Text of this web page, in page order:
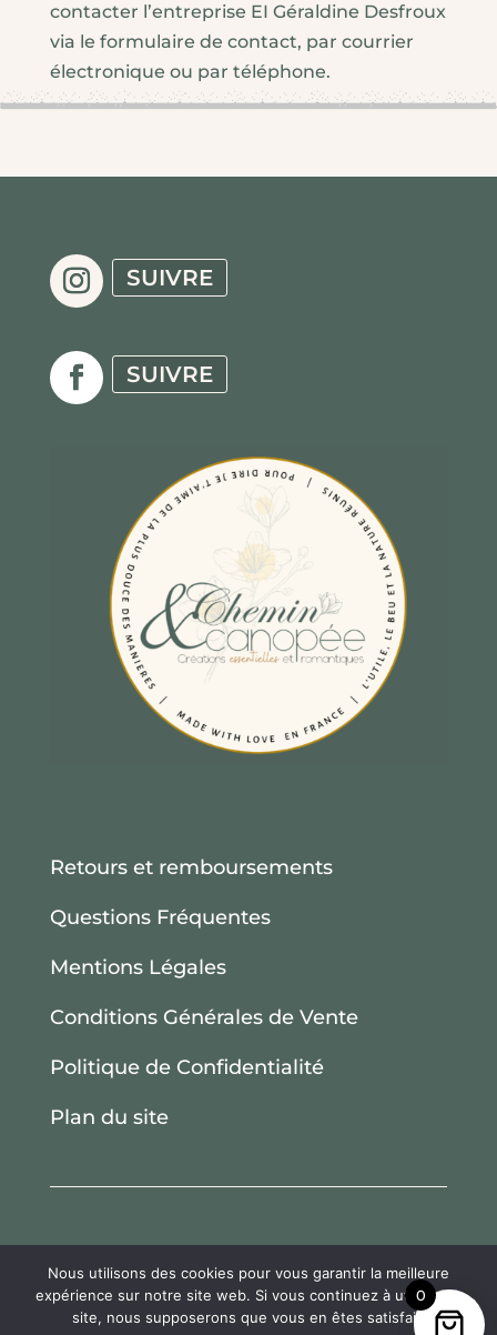
contacter l’entreprise EI Géraldine Desfroux
via le formulaire de contact, par courrier
électronique ou par téléphone.
SUIVRE
SUIVRE
Retours et remboursements
Questions Fréquentes
Mentions Légales
Conditions Générales de Vente
Politique de Confidentialité
Plan du site
Tous droits réservés. Chemin et Canopée.
2025
0
Nous utilisons des cookies pour vous garantir la meilleure
expérience sur notre site web. Si vous continuez à utiliser ce
site, nous supposerons que vous en êtes satisfait.